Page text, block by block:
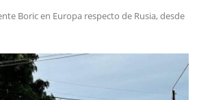
Boric en Europa respecto de Rusia, desde